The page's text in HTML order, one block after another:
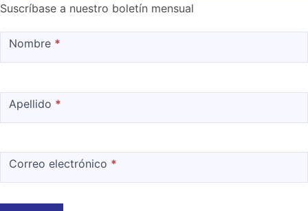
Suscríbase a nuestro boletín mensual
Nombre *
Apellido *
Correo electrónico *